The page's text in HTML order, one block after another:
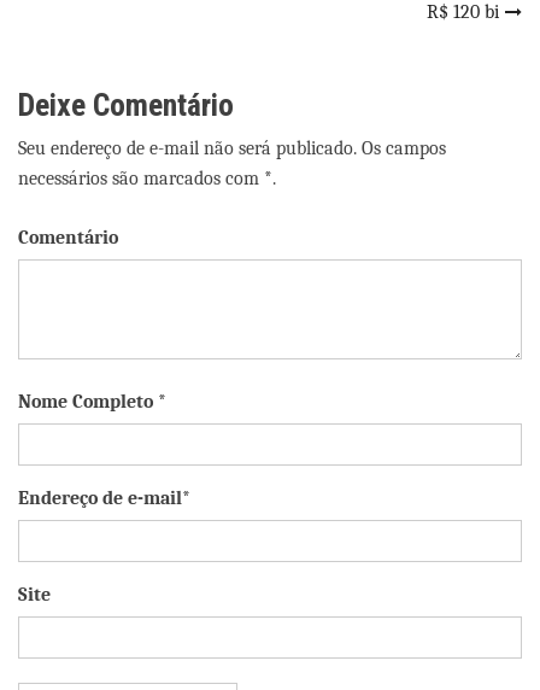
R$ 120 bi
Deixe Comentário
Seu endereço de e-mail não será publicado. Os campos
necessários são marcados com *.
Comentário
Nome Completo *
Endereço de e-mail*
Site